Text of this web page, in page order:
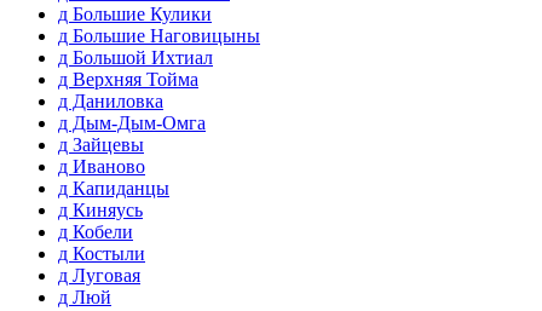
д Большие Кулики
д Большие Наговицыны
д Большой Ихтиал
д Верхняя Тойма
д Даниловка
д Дым-Дым-Омга
д Зайцевы
д Иваново
д Капиданцы
д Киняусь
д Кобели
д Костыли
д Луговая
д Люй